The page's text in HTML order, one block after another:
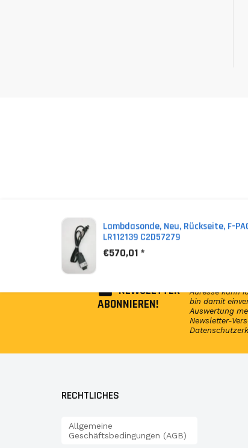
Lambdasonde, Neu, Rückseite, F-
LR112139 C2D57279
€570,01 *
NEWSLETTER
ABONNIEREN!
Adresse kann
bin damit
Auswertung
Newsletter-
RECHTLICHES
Allgemeine
Geschäftsbedingungen (AGB)